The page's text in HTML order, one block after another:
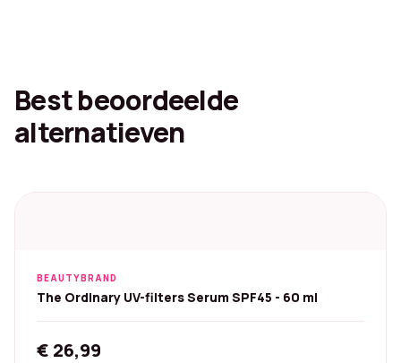
Best beoordeelde
alternatieven
BEAUTYBRAND
The Ordinary UV-filters Serum SPF45 - 60 ml
€ 26,99